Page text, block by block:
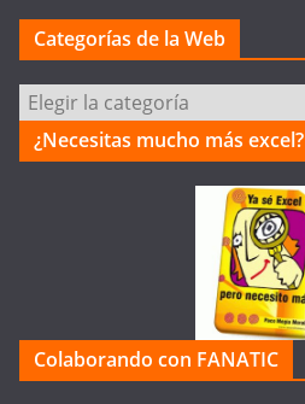
Categorías de la Web
Categorías
de
la
¿Necesitas mucho más excel?
Colaborando con FANATIC